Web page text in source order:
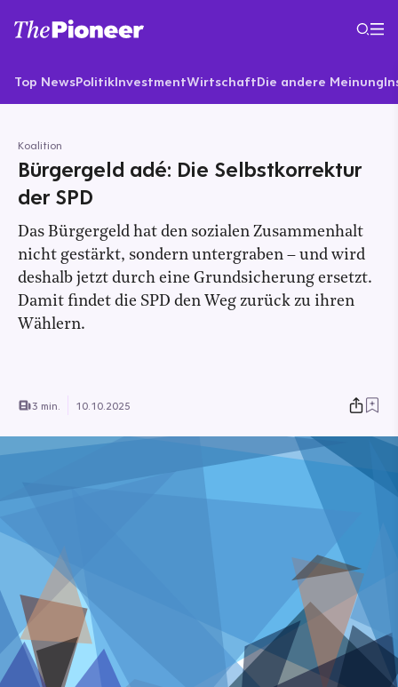
Top NewsPolitikInvestmentWirtschaftDie andere Meinung
Koalition
Bürgergeld adé: Die Selbstkorrektur
der SPD
Das Bürgergeld hat den sozialen Zusammenhalt
nicht gestärkt, sondern untergraben – und wird
deshalb jetzt durch eine Grundsicherung ersetzt.
Damit findet die SPD den Weg zurück zu ihren
Wählern.
3 min. 10.10.2025